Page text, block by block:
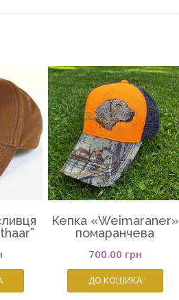
Кепка «Weimaraner»
помаранчева
700.00 грн
ДО КОШИКА